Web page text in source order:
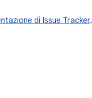
di Issue Tracker.